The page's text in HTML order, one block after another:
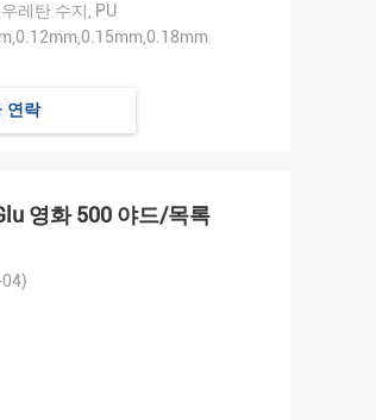
레탄 수지, PU
연락
영화 500 야드/목록